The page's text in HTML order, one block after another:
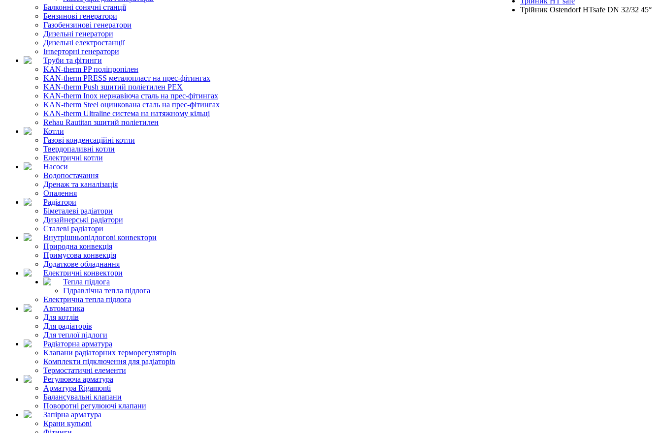
Трійник Ostendorf HTsafe DN 32/32 45°
Балконні сонячні станції
Бензинові генератори
Газобензинові генератори
Дизельні генератори
Дизельні електростанції
Інверторні генератори
Труби та фітинги
KAN-therm PP поліпропілен
KAN-therm PRESS металопласт на прес-фітингах
KAN-therm Push зшитий поліетилен PEX
KAN-therm Inox нержавіюча сталь на прес-фітингах
KAN-therm Steel оцинкована сталь на прес-фітингах
KAN-therm Ultraline система на натяжному кільці
Rehau Rautitan зшитий поліетилен
Котли
Газові конденсаційні котли
Твердопаливні котли
Електричні котли
Насоси
Водопостачання
Дренаж та каналізація
Опалення
Радіатори
Біметалеві радіатори
Дизайнерські радіатори
Сталеві радіатори
Внутрішньопідлогові конвектори
Природна конвекція
Примусова конвекція
Додаткове обладнання
Електричні конвектори
Тепла підлога
Гідравлічна тепла підлога
Електрична тепла підлога
Автоматика
Для котлів
Для радіаторів
Для теплої підлоги
Радіаторна арматура
Клапани радіаторних терморегуляторів
Комплекти підключення для радіаторів
Термостатичні елементи
Регулююча арматура
Арматура Rigamonti
Балансувальні клапани
Поворотні регулюючі клапани
Запірна арматура
Крани кульові